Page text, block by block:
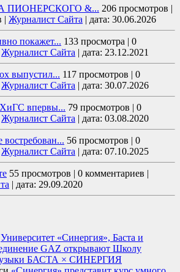
ПИОНЕРСКОГО &... 206 просмотров |
| Журналист Сайта | дата: 30.06.2026
покажет... 133 просмотра | 0
Журналист Сайта | дата: 23.12.2021
выпустил... 117 просмотров | 0
Журналист Сайта | дата: 30.07.2026
впервы... 79 просмотров | 0
Журналист Сайта | дата: 03.08.2020
56 просмотров | 0
Журналист Сайта | дата: 07.10.2025
55 просмотров | 0 комментариев |
| дата: 29.09.2020
Университет «Синергия», Баста и
GAZ открывают Школу
БАСТА × СИНЕРГИЯ